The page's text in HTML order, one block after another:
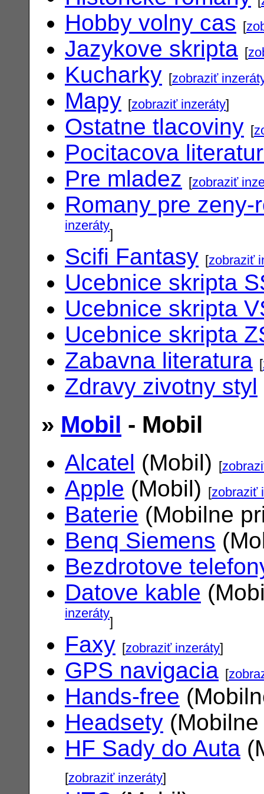
Hobby volny cas [
Jazykove skripta [
Kucharky [zobraziť
Mapy [zobraziť inzeráty]
Ostatne tlacoviny [
Pocitacova
Pre mladez
[zobraziť
Romany pre
inzeráty]
Scifi Fantasy [zobraziť
Ucebnice skripta
Ucebnice skripta
Ucebnice skripta
Zabavna literatura [
Zdravy zivotny styl
» Mobil - Mobil
Alcatel (Mobil) [
Apple (Mobil) [zobraziť
Baterie (Mobilne
Benq Siemens
Bezdrotove
Datove kable
inzeráty]
Faxy [zobraziť inzeráty]
GPS navigacia [
Hands-free
Headsety
HF Sady do Auta
[zobraziť inzeráty]